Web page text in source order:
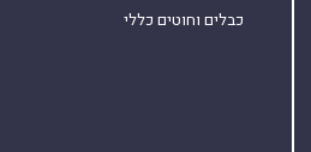
כבלים וחוטים כללי